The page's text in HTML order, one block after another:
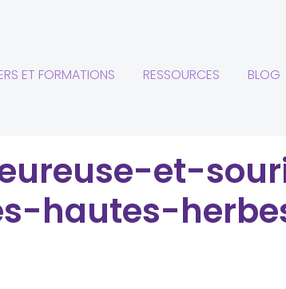
ET FORMATIONS RESSOURCES BLOG
et-
hautes-